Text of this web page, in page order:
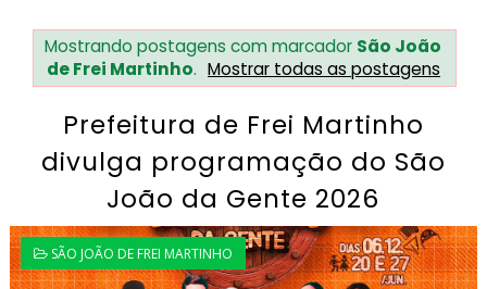
Mostrando postagens com marcador São João
de Frei Martinho. Mostrar todas as postagens
Prefeitura de Frei Martinho
divulga programação do São
João da Gente 2026
SÃO JOÃO DE FREI MARTINHO